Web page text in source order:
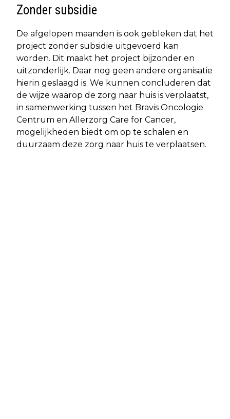
Zonder subsidie
De afgelopen maanden is ook gebleken dat het
project zonder subsidie uitgevoerd kan
worden. Dit maakt het project bijzonder en
uitzonderlijk. Daar nog geen andere organisatie
hierin geslaagd is. We kunnen concluderen dat
de wijze waarop de zorg naar huis is verplaatst,
in samenwerking tussen het Bravis Oncologie
Centrum en Allerzorg Care for Cancer,
mogelijkheden biedt om op te schalen en
duurzaam deze zorg naar huis te verplaatsen.